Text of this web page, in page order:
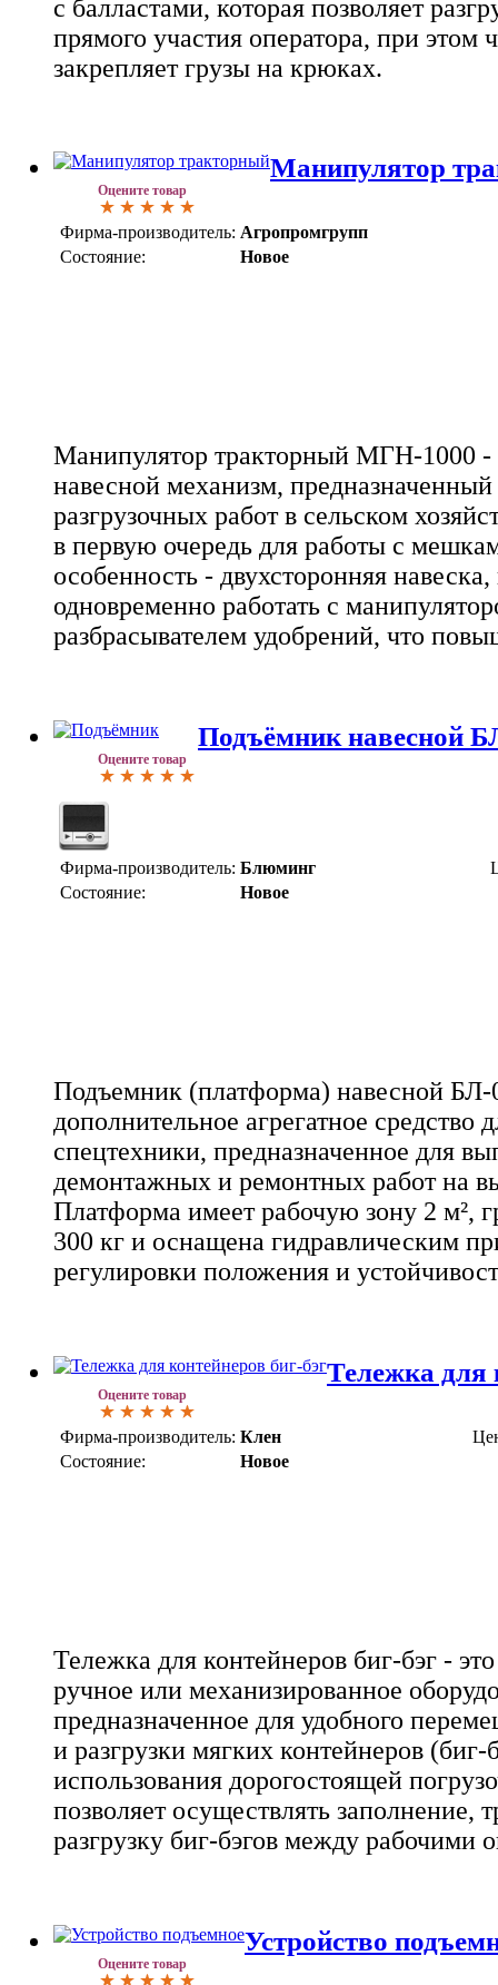
с балластами, которая позволяет
прямого участия оператора, при этом
закрепляет грузы на крюках.
Оцените товар
Манипулятор
Фирма-производитель: Агропромгрупп
Состояние:
Новое
Манипулятор тракторный МГН-1000 -
навесной механизм, предназначенный
разгрузочных работ в сельском
в первую очередь для работы с
особенность - двухсторонняя
одновременно работать с
разбрасывателем удобрений, что
Оцените товар
Подъёмник навесной
Фирма-производитель: Блюминг
Состояние:
Новое
Подъемник (платформа) навесной БЛ-
дополнительное агрегатное средство
спецтехники, предназначенное для
демонтажных и ремонтных работ на
Платформа имеет рабочую зону 2 м²,
300 кг и оснащена гидравлическим
регулировки положения и
Оцените товар
Тележка для
Фирма-производитель: Клен
Состояние:
Новое
Тележка для контейнеров биг-бэг -
ручное или механизированное
предназначенное для удобного
и разгрузки мягких контейнеров (биг-
использования дорогостоящей
позволяет осуществлять заполнение,
разгрузку биг-бэгов между рабочими
Оцените товар
Устройство